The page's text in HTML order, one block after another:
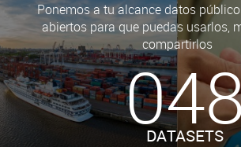
Ponemos a tu alcance datos
abiertos para que puedas usarlos,
compartirlos
DATASETS